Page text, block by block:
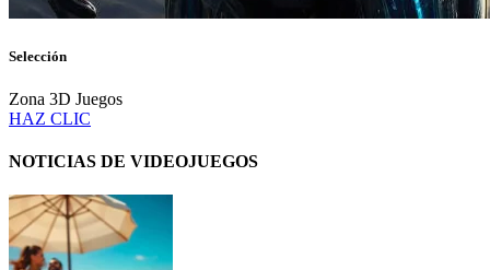
Selección
Zona 3D Juegos
HAZ CLIC
NOTICIAS DE VIDEOJUEGOS